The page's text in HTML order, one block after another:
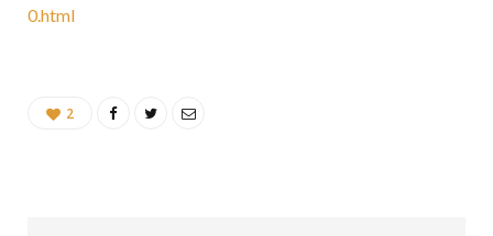
0.html
2